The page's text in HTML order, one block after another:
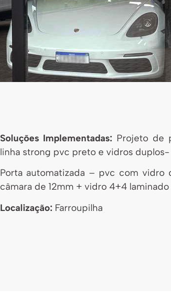
Soluções Implementadas: Projeto de
linha strong pvc preto e vidros duplos-
Porta automatizada – pvc com vidro
câmara de 12mm + vidro 4+4
Localização:Farroupilha